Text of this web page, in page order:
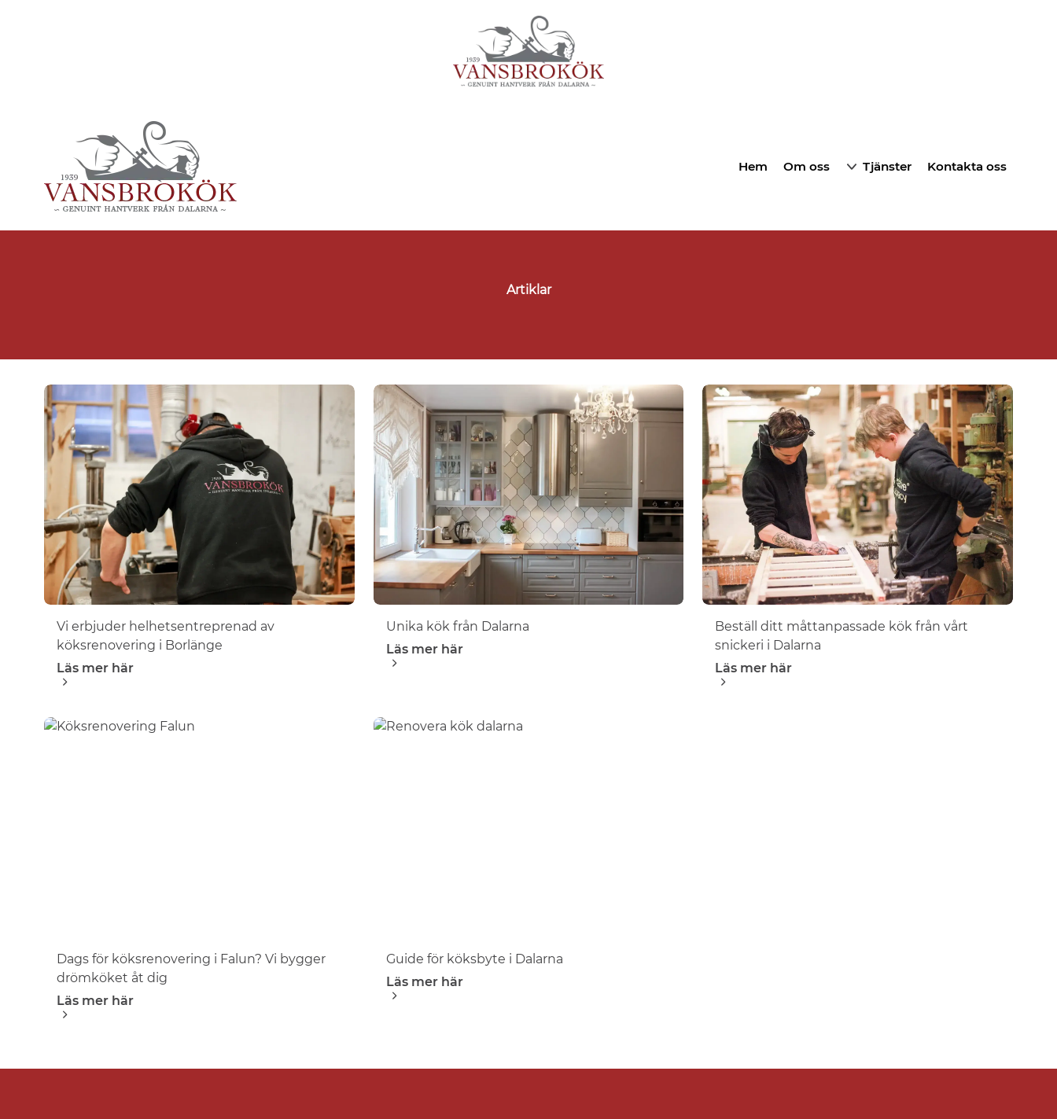
Hem Om oss Tjänster Kontakta oss
Artiklar
Vi erbjuder helhetsentreprenad av
köksrenovering i Borlänge
Läs mer här
Unika kök från Dalarna
Läs mer här
Beställ ditt måttanpassade kök från vårt
snickeri i Dalarna
Läs mer här
Dags för köksrenovering i Falun? Vi bygger
drömköket åt dig
Läs mer här
Guide för köksbyte i Dalarna
Läs mer här